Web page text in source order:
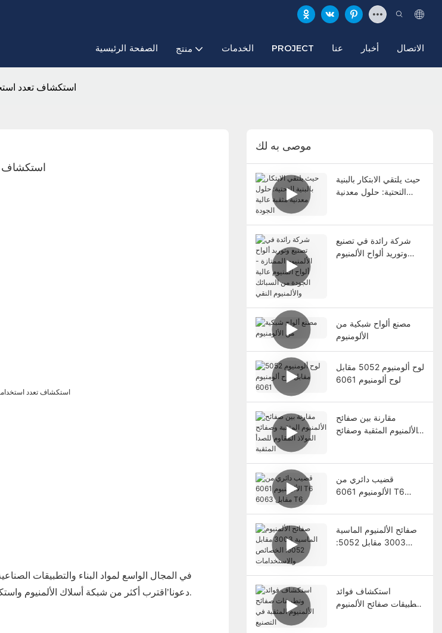
الصفحة الرئيسية منتج الخدمات PROJECT عنا أخبار الاتصال
استكشاف تعدد
استكشاف
في المجال الواسع لمواد البناء والتطبيقات
دعونا’اقترب أكثر من شبكة أسلاك الألمنيوم واستكشف عملية الإنتاج وخصائص الأداء ومجموعة واسعة من التطبيقات في مختلف المجالات.
موصى به لك
حيث يلتقي الابتكار بالبنية
التحتية: حلول معدنية
شركة رائدة في تصنيع
وتوريد ألواح الألمنيوم
مصنع ألواح شبكية من
الألومنيوم
لوح ألومنيوم 5052 مقابل
لوح ألومنيوم 6061
مقارنة بين صفائح
الألمنيوم المثقبة وصفائح
قضيب دائري من
الألومنيوم 6061 T6
صفائح الألمنيوم الماسية
3003 مقابل 5052:
استكشاف فوائد
وتطبيقات صفائح الألمنيوم